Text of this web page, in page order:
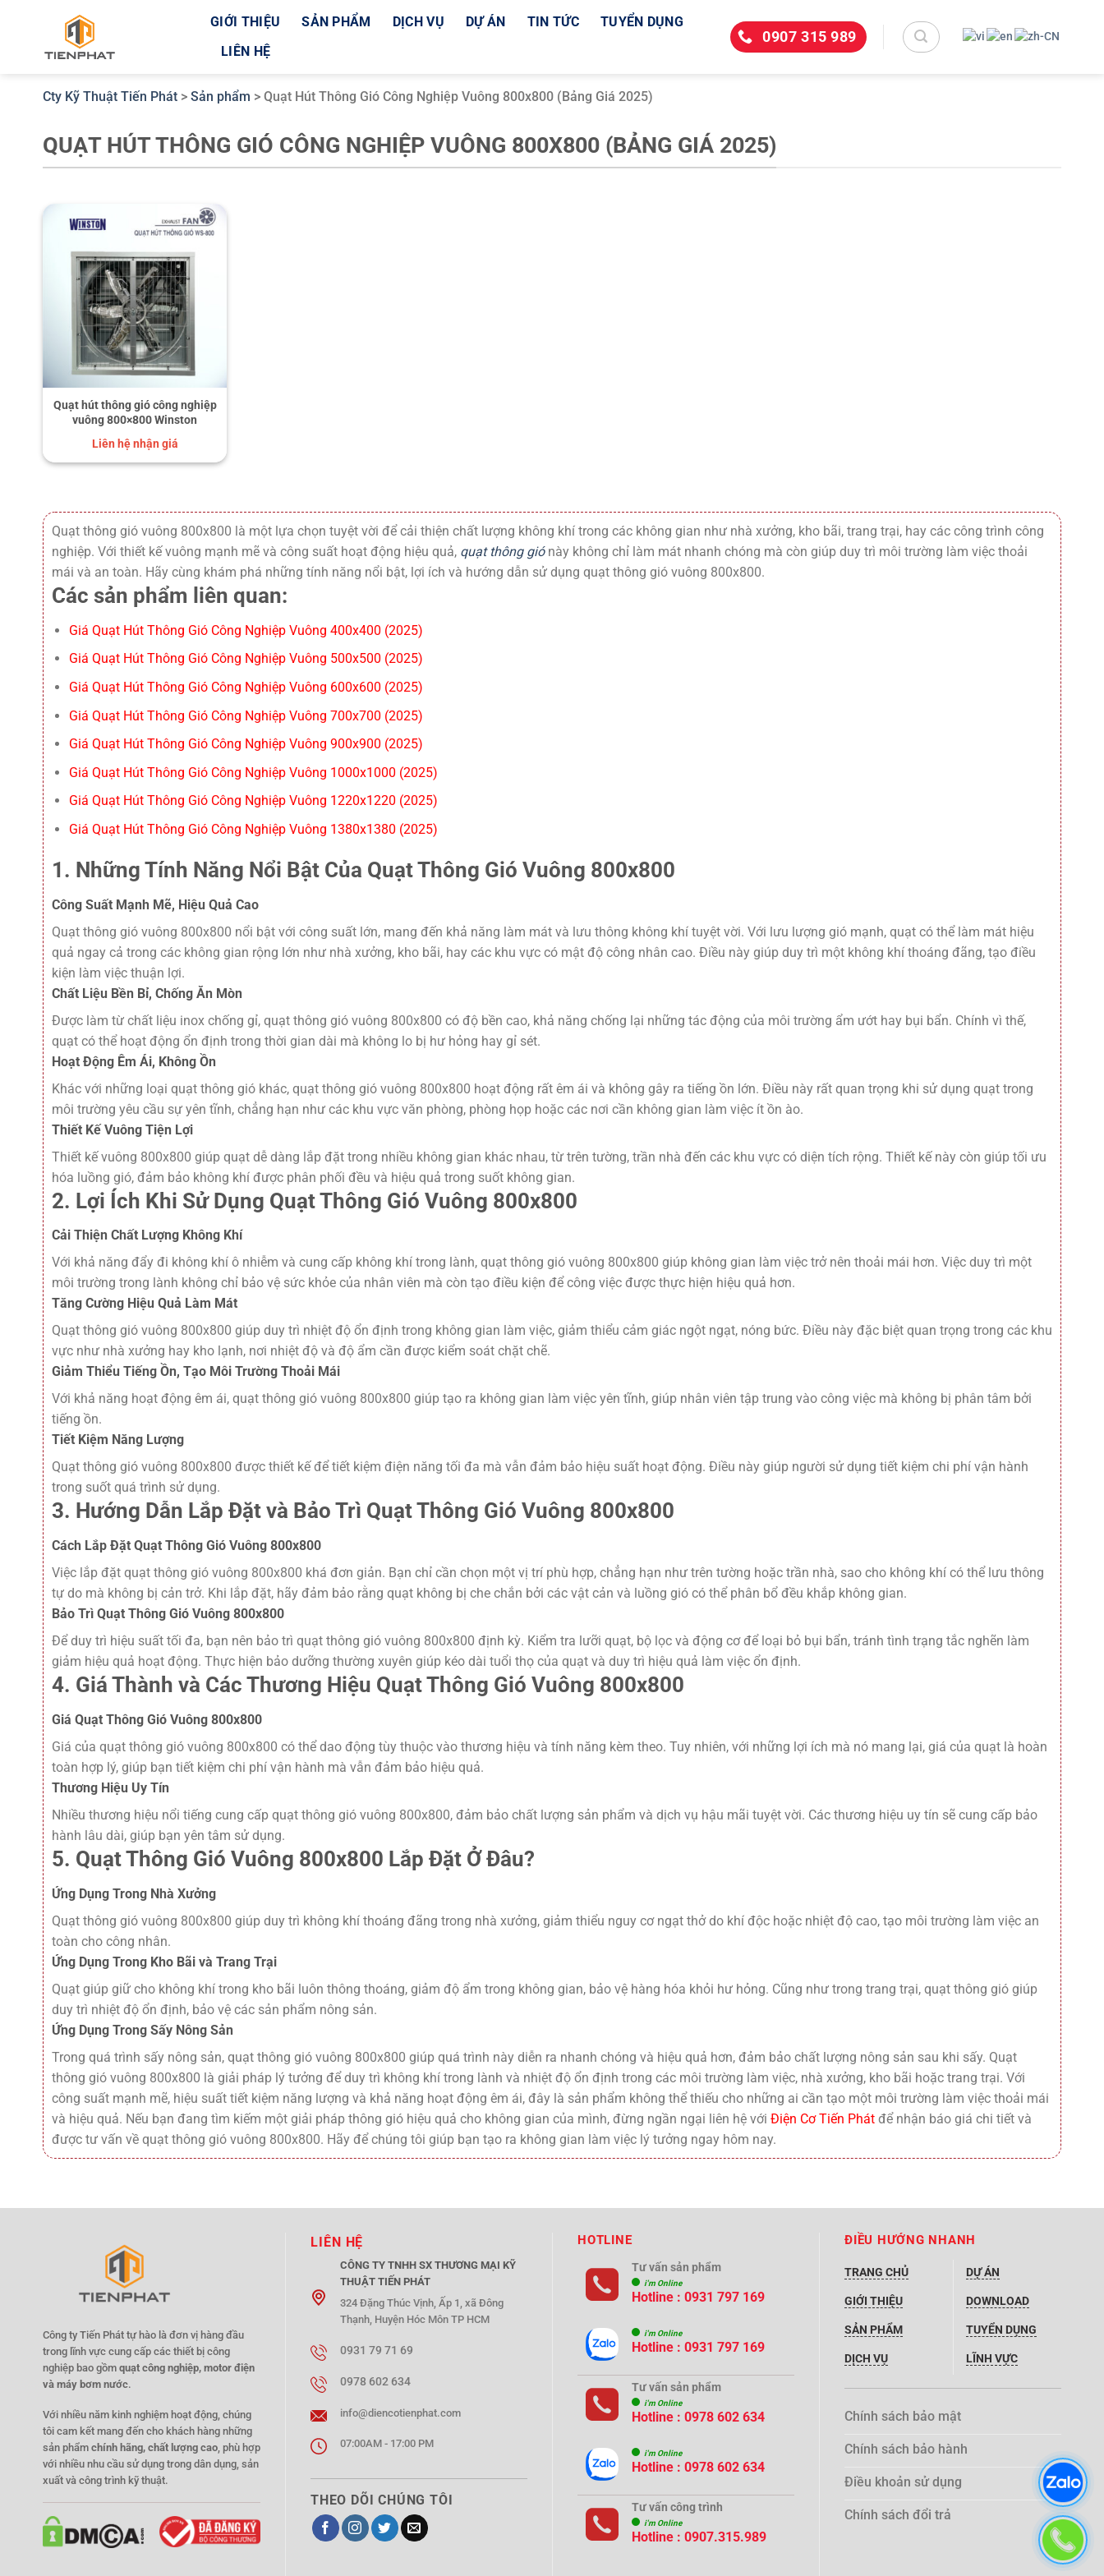
GIỚI THIỆU SẢN PHẨM DỊCH VỤ DỰ ÁN TIN TỨC
TUYỂN DỤNG
LIÊN HỆ
0907 315 989
Cty Kỹ Thuật Tiến Phát > Sản phẩm > Quạt Hút Thông Gió Công Nghiệp Vuông 800x800 (Bảng Giá 2025)
QUẠT HÚT THÔNG GIÓ CÔNG NGHIỆP VUÔNG 800X800 (BẢNG GIÁ 2025)
Quạt hút thông gió công nghiệp
vuông 800×800 Winston
Liên hệ nhận giá
Quạt thông gió vuông 800x800 là một lựa chọn tuyệt vời để cải thiện chất lượng không khí trong các không gian như nhà xưởng, kho bãi, trang trại, hay các công trình công
nghiệp. Với thiết kế vuông mạnh mẽ và công suất hoạt động hiệu quả, quạt thông giónày không chỉ làm mát nhanh chóng mà còn giúp duy trì môi trường làm việc thoải
mái và an toàn. Hãy cùng khám phá những tính năng nổi bật, lợi ích và hướng dẫn sử dụng quạt thông gió vuông 800x800.
Các sản phẩm liên quan:
Giá Quạt Hút Thông Gió Công Nghiệp Vuông 400x400 (2025)
Giá Quạt Hút Thông Gió Công Nghiệp Vuông 500x500 (2025)
Giá Quạt Hút Thông Gió Công Nghiệp Vuông 600x600 (2025)
Giá Quạt Hút Thông Gió Công Nghiệp Vuông 700x700 (2025)
Giá Quạt Hút Thông Gió Công Nghiệp Vuông 900x900 (2025)
Giá Quạt Hút Thông Gió Công Nghiệp Vuông 1000x1000 (2025)
Giá Quạt Hút Thông Gió Công Nghiệp Vuông 1220x1220 (2025)
Giá Quạt Hút Thông Gió Công Nghiệp Vuông 1380x1380 (2025)
1. Những Tính Năng Nổi Bật Của Quạt Thông Gió Vuông 800x800
Công Suất Mạnh Mẽ, Hiệu Quả Cao
Quạt thông gió vuông 800x800 nổi bật với công suất lớn, mang đến khả năng làm mát và lưu thông không khí tuyệt vời. Với lưu lượng gió mạnh, quạt có thể làm mát hiệu
quả ngay cả trong các không gian rộng lớn như nhà xưởng, kho bãi, hay các khu vực có mật độ công nhân cao. Điều này giúp duy trì một không khí thoáng đãng, tạo điều
kiện làm việc thuận lợi.
Chất Liệu Bền Bỉ, Chống Ăn Mòn
Được làm từ chất liệu inox chống gỉ, quạt thông gió vuông 800x800 có độ bền cao, khả năng chống lại những tác động của môi trường ẩm ướt hay bụi bẩn. Chính vì thế,
quạt có thể hoạt động ổn định trong thời gian dài mà không lo bị hư hỏng hay gỉ sét.
Hoạt Động Êm Ái, Không Ồn
Khác với những loại quạt thông gió khác, quạt thông gió vuông 800x800 hoạt động rất êm ái và không gây ra tiếng ồn lớn. Điều này rất quan trọng khi sử dụng quạt trong
môi trường yêu cầu sự yên tĩnh, chẳng hạn như các khu vực văn phòng, phòng họp hoặc các nơi cần không gian làm việc ít ồn ào.
Thiết Kế Vuông Tiện Lợi
Thiết kế vuông 800x800 giúp quạt dễ dàng lắp đặt trong nhiều không gian khác nhau, từ trên tường, trần nhà đến các khu vực có diện tích rộng. Thiết kế này còn giúp tối ưu
hóa luồng gió, đảm bảo không khí được phân phối đều và hiệu quả trong suốt không gian.
2. Lợi Ích Khi Sử Dụng Quạt Thông Gió Vuông 800x800
Cải Thiện Chất Lượng Không Khí
Với khả năng đẩy đi không khí ô nhiễm và cung cấp không khí trong lành, quạt thông gió vuông 800x800 giúp không gian làm việc trở nên thoải mái hơn. Việc duy trì một
môi trường trong lành không chỉ bảo vệ sức khỏe của nhân viên mà còn tạo điều kiện để công việc được thực hiện hiệu quả hơn.
Tăng Cường Hiệu Quả Làm Mát
Quạt thông gió vuông 800x800 giúp duy trì nhiệt độ ổn định trong không gian làm việc, giảm thiểu cảm giác ngột ngạt, nóng bức. Điều này đặc biệt quan trọng trong các khu
vực như nhà xưởng hay kho lạnh, nơi nhiệt độ và độ ẩm cần được kiểm soát chặt chẽ.
Giảm Thiểu Tiếng Ồn, Tạo Môi Trường Thoải Mái
Với khả năng hoạt động êm ái, quạt thông gió vuông 800x800 giúp tạo ra không gian làm việc yên tĩnh, giúp nhân viên tập trung vào công việc mà không bị phân tâm bởi
tiếng ồn.
Tiết Kiệm Năng Lượng
Quạt thông gió vuông 800x800 được thiết kế để tiết kiệm điện năng tối đa mà vẫn đảm bảo hiệu suất hoạt động. Điều này giúp người sử dụng tiết kiệm chi phí vận hành
trong suốt quá trình sử dụng.
3. Hướng Dẫn Lắp Đặt và Bảo Trì Quạt Thông Gió Vuông 800x800
Cách Lắp Đặt Quạt Thông Gió Vuông 800x800
Việc lắp đặt quạt thông gió vuông 800x800 khá đơn giản. Bạn chỉ cần chọn một vị trí phù hợp, chẳng hạn như trên tường hoặc trần nhà, sao cho không khí có thể lưu thông
tự do mà không bị cản trở. Khi lắp đặt, hãy đảm bảo rằng quạt không bị che chắn bởi các vật cản và luồng gió có thể phân bổ đều khắp không gian.
Bảo Trì Quạt Thông Gió Vuông 800x800
Để duy trì hiệu suất tối đa, bạn nên bảo trì quạt thông gió vuông 800x800 định kỳ. Kiểm tra lưỡi quạt, bộ lọc và động cơ để loại bỏ bụi bẩn, tránh tình trạng tắc nghẽn làm
giảm hiệu quả hoạt động. Thực hiện bảo dưỡng thường xuyên giúp kéo dài tuổi thọ của quạt và duy trì hiệu quả làm việc ổn định.
4. Giá Thành và Các Thương Hiệu Quạt Thông Gió Vuông 800x800
Giá Quạt Thông Gió Vuông 800x800
Giá của quạt thông gió vuông 800x800 có thể dao động tùy thuộc vào thương hiệu và tính năng kèm theo. Tuy nhiên, với những lợi ích mà nó mang lại, giá của quạt là hoàn
toàn hợp lý, giúp bạn tiết kiệm chi phí vận hành mà vẫn đảm bảo hiệu quả.
Thương Hiệu Uy Tín
Nhiều thương hiệu nổi tiếng cung cấp quạt thông gió vuông 800x800, đảm bảo chất lượng sản phẩm và dịch vụ hậu mãi tuyệt vời. Các thương hiệu uy tín sẽ cung cấp bảo
hành lâu dài, giúp bạn yên tâm sử dụng.
5. Quạt Thông Gió Vuông 800x800 Lắp Đặt Ở Đâu?
Ứng Dụng Trong Nhà Xưởng
Quạt thông gió vuông 800x800 giúp duy trì không khí thoáng đãng trong nhà xưởng, giảm thiểu nguy cơ ngạt thở do khí độc hoặc nhiệt độ cao, tạo môi trường làm việc an
toàn cho công nhân.
Ứng Dụng Trong Kho Bãi và Trang Trại
Quạt giúp giữ cho không khí trong kho bãi luôn thông thoáng, giảm độ ẩm trong không gian, bảo vệ hàng hóa khỏi hư hỏng. Cũng như trong trang trại, quạt thông gió giúp
duy trì nhiệt độ ổn định, bảo vệ các sản phẩm nông sản.
Ứng Dụng Trong Sấy Nông Sản
Trong quá trình sấy nông sản, quạt thông gió vuông 800x800 giúp quá trình này diễn ra nhanh chóng và hiệu quả hơn, đảm bảo chất lượng nông sản sau khi sấy. Quạt
thông gió vuông 800x800 là giải pháp lý tưởng để duy trì không khí trong lành và nhiệt độ ổn định trong các môi trường làm việc, nhà xưởng, kho bãi hoặc trang trại. Với
công suất mạnh mẽ, hiệu suất tiết kiệm năng lượng và khả năng hoạt động êm ái, đây là sản phẩm không thể thiếu cho những ai cần tạo một môi trường làm việc thoải mái
và hiệu quả. Nếu bạn đang tìm kiếm một giải pháp thông gió hiệu quả cho không gian của mình, đừng ngần ngại liên hệ với Điện Cơ Tiến Phát để nhận báo giá chi tiết và
được tư vấn về quạt thông gió vuông 800x800. Hãy để chúng tôi giúp bạn tạo ra không gian làm việc lý tưởng ngay hôm nay.
Công ty Tiến Phát tự hào là đơn vị hàng đầu
trong lĩnh vực cung cấp các thiết bị công
nghiệp bao gồm quạt công nghiệp, motor điện
và máy bơm nước.
Với nhiều năm kinh nghiệm hoạt động, chúng
tôi cam kết mang đến cho khách hàng những
sản phẩm chính hãng, chất lượng cao , phù hợp
với nhiều nhu cầu sử dụng trong dân dụng, sản
xuất và công trình kỹ thuật.
LIÊN HỆ
CÔNG TY TNHH SX THƯƠNG MẠI KỸ
THUẬT TIẾN PHÁT
324 Đặng Thúc Vịnh, Ấp 1, xã Đông
Thạnh, Huyện Hóc Môn TP HCM
0931 79 71 69
0978 602 634
info@diencotienphat.com
07:00AM - 17:00 PM
THEO DÕI CHÚNG TÔI
HOTLINE
Tư vấn sản phẩm
i'm Online
Hotline : 0931 797 169
i'm Online
Hotline : 0931 797 169
Tư vấn sản phẩm
i'm Online
Hotline : 0978 602 634
i'm Online
Hotline : 0978 602 634
Tư vấn công trình
i'm Online
Hotline : 0907.315.989
ĐIỀU HƯỚNG NHANH
TRANG CHỦ
GIỚI THIỆU
SẢN PHẨM
DỊCH VỤ
DỰ ÁN
DOWNLOAD
TUYỂN DỤNG
LĨNH VỰC
Chính sách bảo mật
Chính sách bảo hành
Điều khoản sử dụng
Chính sách đổi trả